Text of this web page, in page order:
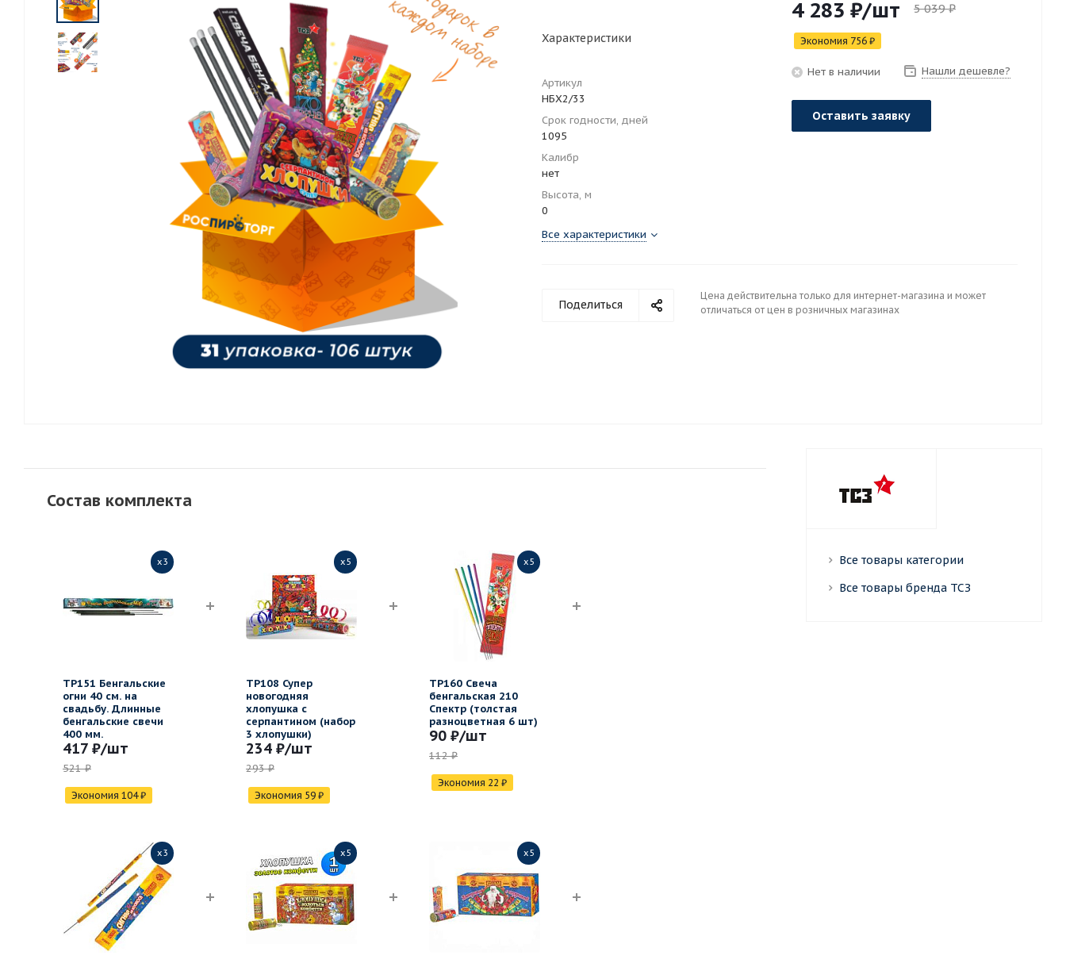
Характеристики
Артикул
НБХ2/33
Срок годности, дней
1095
Калибр
нет
Высота, м
0
Все характеристики
4 283 ₽/шт 5 039₽
Экономия 756 ₽
Нет в наличии Нашли дешевле?
Оставить заявку
Поделиться
Цена действительна только для интернет-магазина и может
отличаться от цен в розничных магазинах
Состав комплекта
x3
ТР151 Бенгальские
огни 40 см. на
свадьбу. Длинные
бенгальские свечи
400 мм.
417 ₽/шт
521 ₽
Экономия 104₽
x5
ТР108 Супер
новогодняя
хлопушка с
серпантином (набор
3 хлопушки)
234 ₽/шт
293 ₽
Экономия 59 ₽
x5
ТР160 Свеча
бенгальская 210
Спектр (толстая
разноцветная 6 шт)
90 ₽/шт
112 ₽
Экономия 22 ₽
x3 x5 x5
Все товары категории
Все товары бренда ТСЗ